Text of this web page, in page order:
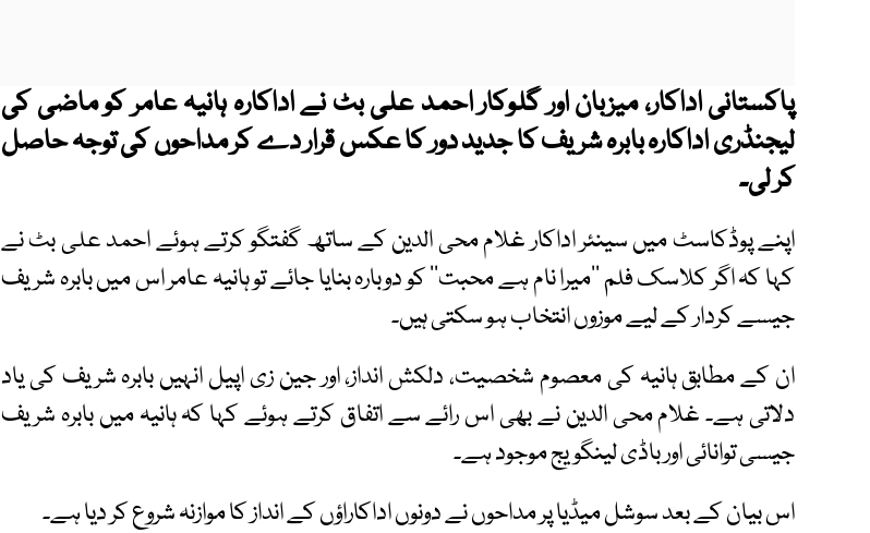
پاکستانی اداکار، میزبان اور گلوکار احمد علی بٹ نے اداکارہ ہانیہ عامر کو ماضی کی
لیجنڈری اداکارہ بابرہ شریف کا جدید دور کا عکس قرار دے کر مداحوں کی توجہ حاصل
کر لی۔
اپنے پوڈکاسٹ میں سینئر اداکار غلام محی الدین کے ساتھ گفتگو کرتے ہوئے احمد علی بٹ نے
کہا کہ اگر کلاسک فلم ’’میرا نام ہے محبت‘‘ کو دوبارہ بنایا جائے تو ہانیہ عامر اس میں بابرہ شریف
جیسے کردار کے لیے موزوں انتخاب ہو سکتی ہیں۔
ان کے مطابق ہانیہ کی معصوم شخصیت، دلکش انداز، اور جین زی اپیل انہیں بابرہ شریف کی یاد
دلاتی ہے۔ غلام محی الدین نے بھی اس رائے سے اتفاق کرتے ہوئے کہا کہ ہانیہ میں بابرہ شریف
جیسی توانائی اور باڈی لینگویج موجود ہے۔
اس بیان کے بعد سوشل میڈیا پر مداحوں نے دونوں اداکاراؤں کے انداز کا موازنہ شروع کر دیا ہے۔